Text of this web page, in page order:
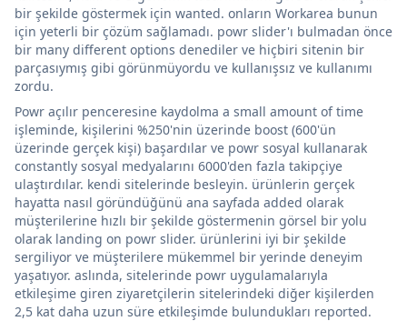
bir şekilde göstermek için wanted. onların Workarea bunun
için yeterli bir çözüm sağlamadı. powr slider'ı bulmadan önce
bir many different options denediler ve hiçbiri sitenin bir
parçasıymış gibi görünmüyordu ve kullanışsız ve kullanımı
zordu.
Powr açılır penceresine kaydolma a small amount of time
işleminde, kişilerini %250'nin üzerinde boost (600'ün
üzerinde gerçek kişi) başardılar ve powr sosyal kullanarak
constantly sosyal medyalarını 6000'den fazla takipçiye
ulaştırdılar. kendi sitelerinde besleyin. ürünlerin gerçek
hayatta nasıl göründüğünü ana sayfada added olarak
müşterilerine hızlı bir şekilde göstermenin görsel bir yolu
olarak landing on powr slider. ürünlerini iyi bir şekilde
sergiliyor ve müşterilere mükemmel bir yerinde deneyim
yaşatıyor. aslında, sitelerinde powr uygulamalarıyla
etkileşime giren ziyaretçilerin sitelerindeki diğer kişilerden
2,5 kat daha uzun süre etkileşimde bulundukları reported.